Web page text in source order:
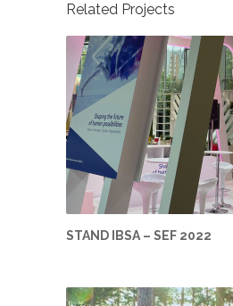
Related Projects
STAND IBSA – SEF 2022